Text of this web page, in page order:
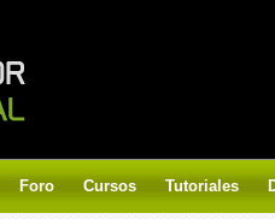
Foro Cursos Tutoriales